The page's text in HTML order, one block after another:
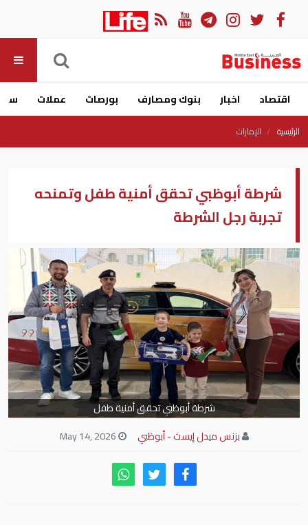
اقتصاد اخبار بنوك ومصارف بورصات عملات
الرئيسية الإمارات
شرطة أبوظبي تحقق أمنية طفل وتمنحه
تجربة رجل الشرطة
شرطة أبوظبي تحقق أمنية طفل
بزنس ميدل إيست - أبوظبي